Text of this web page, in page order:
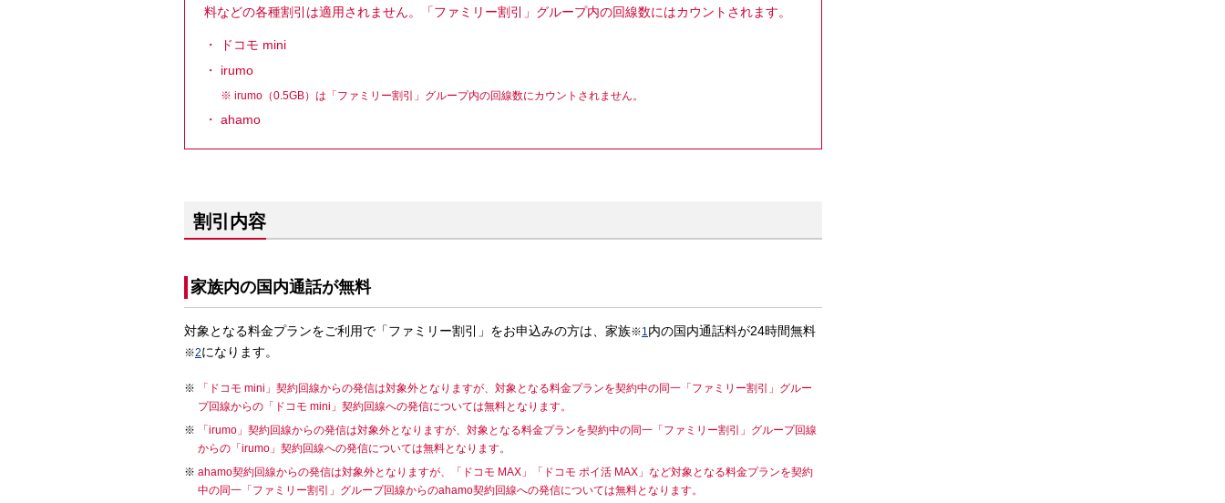
料などの各種割引は適用されません。「ファミリー割引」グループ内の回線数にはカウントされます。
ドコモ mini
irumo
irumo（0.5GB）は「ファミリー割引」グループ内の回線数にカウントされません。
ahamo
割引内容
家族内の国内通話が無料
対象となる料金プランをご利用で「ファミリー割引」をお申込みの方は、家族※1内の国内通話料が24時間無料
※2になります。
「ドコモ mini」契約回線からの発信は対象外となりますが、対象となる料金プランを契約中の同一「ファミリー割引」グルー
プ回線からの「ドコモ mini」契約回線への発信については無料となります。
「irumo」契約回線からの発信は対象外となりますが、対象となる料金プランを契約中の同一「ファミリー割引」グループ回線
からの「irumo」契約回線への発信については無料となります。
ahamo契約回線からの発信は対象外となりますが、「ドコモ MAX」「ドコモ ポイ活 MAX」など対象となる料金プランを契約
中の同一「ファミリー割引」グループ回線からのahamo契約回線への発信については無料となります。